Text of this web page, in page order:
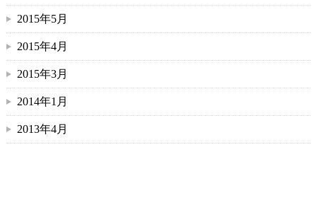
2015年5月
2015年4月
2015年3月
2014年1月
2013年4月